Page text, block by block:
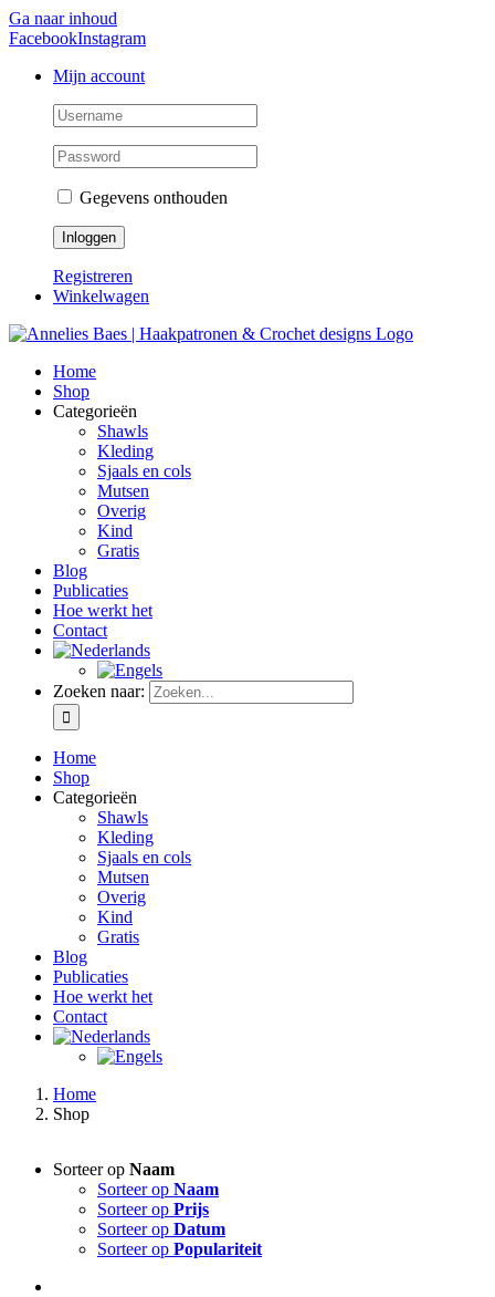
Ga naar inhoud
FacebookInstagram
Mijn account
Gegevens onthouden
Registreren
Winkelwagen
Home
Shop
Categorieën
Shawls
Kleding
Sjaals en cols
Mutsen
Overig
Kind
Gratis
Blog
Publicaties
Hoe werkt het
Contact
Zoeken naar:
Home
Shop
Categorieën
Shawls
Kleding
Sjaals en cols
Mutsen
Overig
Kind
Gratis
Blog
Publicaties
Hoe werkt het
Contact
Home
Shop
Sorteer op Naam
Sorteer op Naam
Sorteer op Prijs
Sorteer op Datum
Sorteer op Populariteit